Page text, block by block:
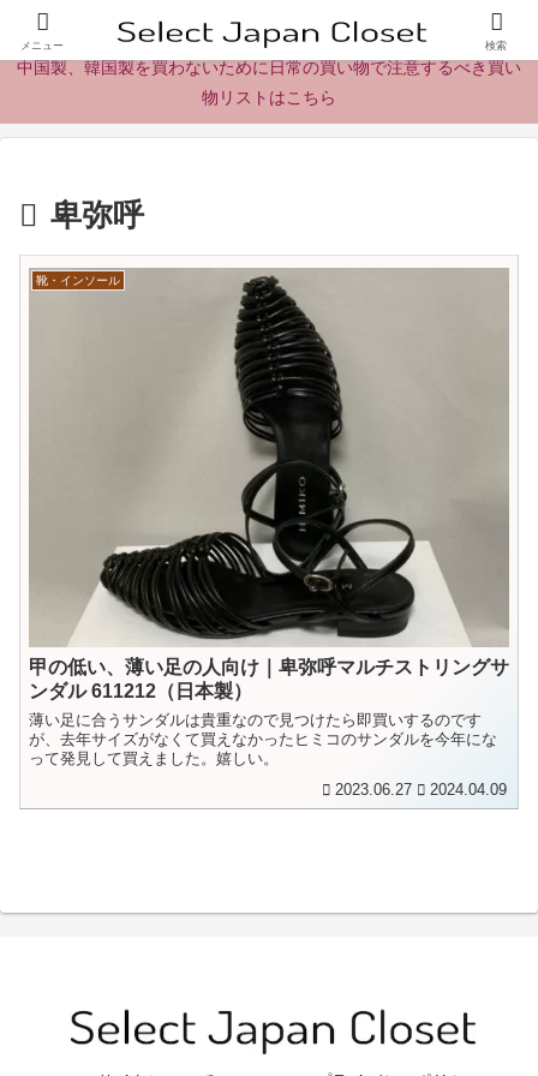
日本製の商品、製品、食品レビューとニュース
中国製、韓国製を買わないために日常の買い物で注意するべき買い
物リストはこちら
卑弥呼
靴・インソール
甲の低い、薄い足の人向け｜卑弥呼マルチストリングサ
ンダル 611212（日本製）
薄い足に合うサンダルは貴重なので見つけたら即買いするのです
が、去年サイズがなくて買えなかったヒミコのサンダルを今年にな
って発見して買えました。嬉しい。
2023.06.27 2024.04.09
メニュー 検索